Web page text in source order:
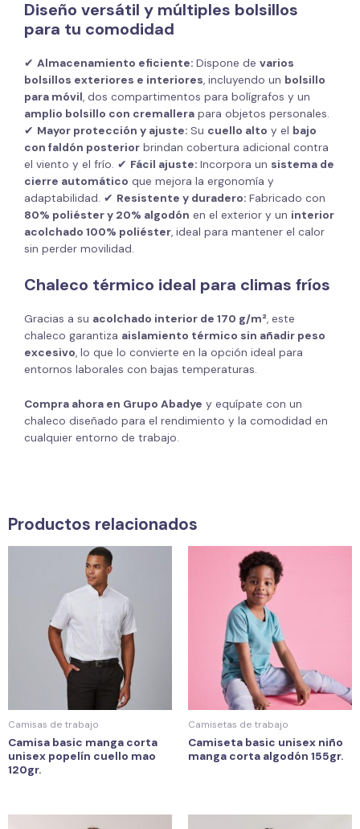
Diseño versátil y múltiples bolsillos
para tu comodidad
✔ Almacenamiento eficiente: Dispone de varios
bolsillos exteriores e interiores, incluyendo un bolsillo
para móvil, dos compartimentos para bolígrafos y un
amplio bolsillo con cremallera para objetos personales.
✔ Mayor protección y ajuste: Su cuello alto y el bajo
con faldón posterior brindan cobertura adicional contra
el viento y el frío. ✔ Fácil ajuste: Incorpora un sistema de
cierre automático que mejora la ergonomía y
adaptabilidad. ✔ Resistente y duradero: Fabricado con
80% poliéster y 20% algodón en el exterior y un interior
acolchado 100% poliéster, ideal para mantener el calor
sin perder movilidad.
Chaleco térmico ideal para climas fríos
Gracias a su acolchado interior de 170 g/m², este
chaleco garantiza aislamiento térmico sin añadir peso
excesivo, lo que lo convierte en la opción ideal para
entornos laborales con bajas temperaturas.
Compra ahora en Grupo Abadye y equípate con un
chaleco diseñado para el rendimiento y la comodidad en
cualquier entorno de trabajo.
Productos relacionados
Camisas de trabajo
Camisa basic manga corta
unisex popelín cuello mao
120gr.
Camisetas de trabajo
Camiseta basic unisex niño
manga corta algodón 155gr.